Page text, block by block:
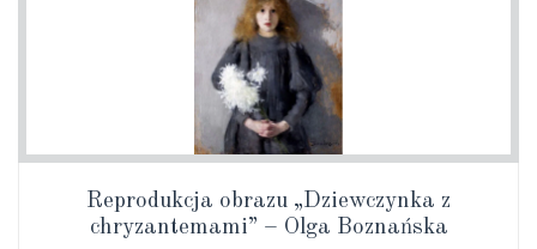
Reprodukcja obrazu „Dziewczynka z
chryzantemami” – Olga Boznańska